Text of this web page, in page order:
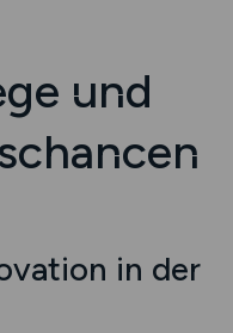
und
in der